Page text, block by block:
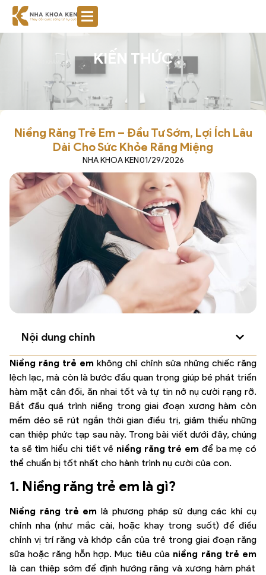
KIẾN THỨC
Niềng Răng Trẻ Em – Đầu Tư Sớm, Lợi Ích Lâu
Dài Cho Sức Khỏe Răng Miệng
NHA KHOA KEN01/29/2026
Nội dung chính
Niềng răng trẻ em không chỉ chỉnh sửa những chiếc răng
lệch lạc, mà còn là bước đầu quan trọng giúp bé phát triển
hàm mặt cân đối, ăn nhai tốt và tự tin nở nụ cười rạng rỡ.
Bắt đầu quá trình niềng trong giai đoạn xương hàm còn
mềm dẻo sẽ rút ngắn thời gian điều trị, giảm thiểu những
can thiệp phức tạp sau này. Trong bài viết dưới đây, chúng
ta sẽ tìm hiểu chi tiết về niềng răng trẻ em để ba mẹ có
thể chuẩn bị tốt nhất cho hành trình nụ cười của con.
1. Niềng răng trẻ em là gì?
Niềng răng trẻ em là phương pháp sử dụng các khí cụ
chỉnh nha (như mắc cài, hoặc khay trong suốt) để điều
chỉnh vị trí răng và khớp cắn của trẻ trong giai đoạn răng
sữa hoặc răng hỗn hợp. Mục tiêu của niềng răng trẻ em
là can thiệp sớm để định hướng răng và xương hàm phát